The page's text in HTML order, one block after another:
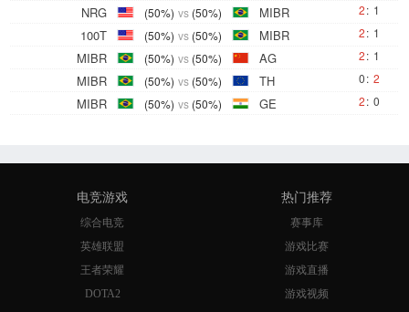
NRG (50%) vs (50%) MIBR 2: 1
100T (50%) vs (50%) MIBR 2: 1
MIBR (50%) vs (50%) AG 2: 1
MIBR (50%) vs (50%) TH 0: 2
MIBR (50%) vs (50%) GE 2: 0
电竞游戏
综合电竞
英雄联盟
王者荣耀
DOTA2
热门推荐
赛事库
游戏比赛
游戏直播
游戏视频